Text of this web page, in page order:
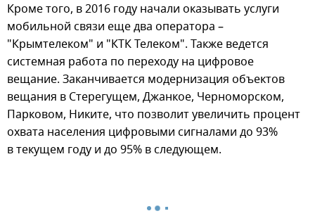
Кроме того, в 2016 году начали оказывать услуги
мобильной связи еще два оператора –
"Крымтелеком" и "КТК Телеком". Также ведется
системная работа по переходу на цифровое
вещание. Заканчивается модернизация объектов
вещания в Стерегущем, Джанкое, Черноморском,
Парковом, Никите, что позволит увеличить процент
охвата населения цифровыми сигналами до 93%
в текущем году и до 95% в следующем.